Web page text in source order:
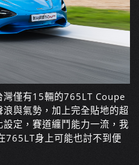
灣僅有15輛的765LT Coupe
與氣勢，加上完全貼地的超
定，賽道纏鬥能力一流，我
765LT身上可能也討不到便